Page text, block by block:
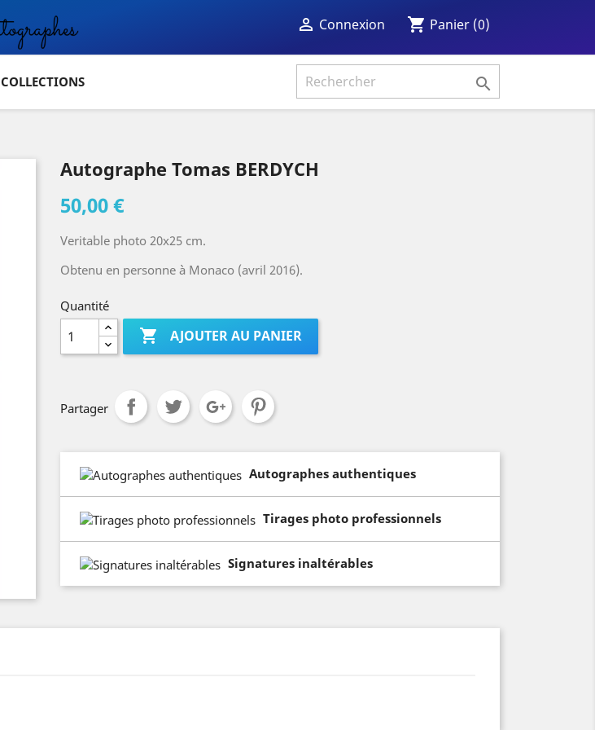
 Connexion shopping_cart Panier (0)
COLLECTIONS 
Autographe Tomas BERDYCH
50,00 €
Veritable photo 20x25 cm.
Obtenu en personne à Monaco (avril 2016).
Quantité
 AJOUTER AU PANIER
Partager
Autographes authentiques
Tirages photo professionnels
Signatures inaltérables